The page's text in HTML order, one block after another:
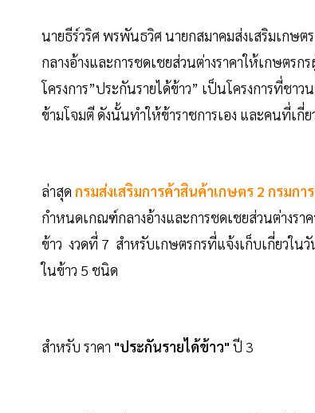
นายธีร์วริศ พรพันธวิศ นายกสมาคมส่งเสริมเกษ
กลางอ้างและการชดเชยส่วนต่างราคาให้เกษตร
โครงการ”ประกันรายได้ข้าว” เป็นโครงการที่ชา
ข้ามโจมตี ดังนั้นทำให้ข้าราชการเอง และคนที่เกี่ย
ล่าสุด กรมส่งเสริมการค้าสินค้าเกษตร 2 กรมกา
กำหนดเกณฑ์กลางอ้างและการชดเชยส่วนต่างร
ข้าว งวดที่ 7 สำหรับเกษตรกรที่แจ้งเก็บเกี่ยวใ
ในข้าว 5 ชนิด
สำหรับ ราคา "ประกันรายได้ข้าว" ปี 3